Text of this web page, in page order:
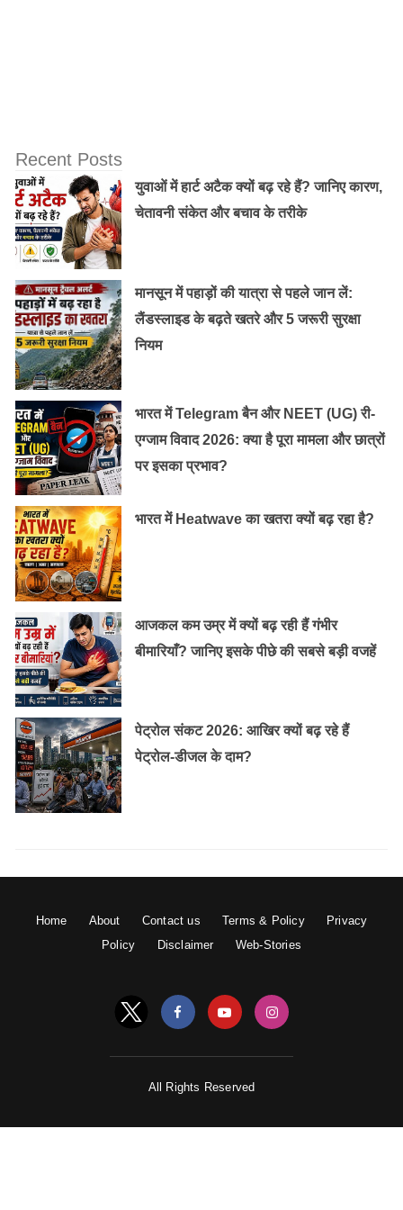
Recent Posts
युवाओं में हार्ट अटैक क्यों बढ़ रहे हैं? जानिए कारण,
चेतावनी संकेत और बचाव के तरीके
मानसून में पहाड़ों की यात्रा से पहले जान लें:
लैंडस्लाइड के बढ़ते खतरे और 5 जरूरी सुरक्षा
नियम
भारत में Telegram बैन और NEET (UG) री-
एग्जाम विवाद 2026: क्या है पूरा मामला और छात्रों
पर इसका प्रभाव?
भारत में Heatwave का खतरा क्यों बढ़ रहा है?
आजकल कम उम्र में क्यों बढ़ रही हैं गंभीर
बीमारियाँ? जानिए इसके पीछे की सबसे बड़ी वजहें
पेट्रोल संकट 2026: आखिर क्यों बढ़ रहे हैं
पेट्रोल-डीजल के दाम?
Home About Contact us Terms & Policy
Privacy
Policy
Disclaimer Web-Stories
All Rights Reserved